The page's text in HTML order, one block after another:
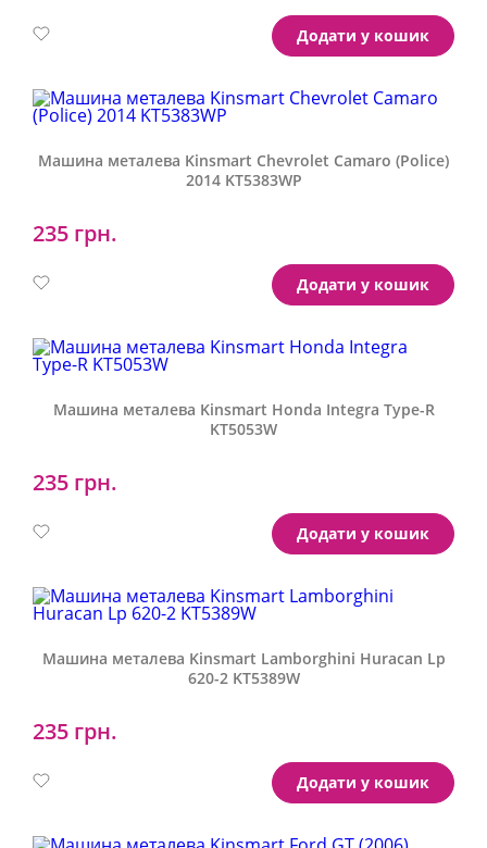
Артикул: Додати у кошик
Машина металева Kinsmart Chevrolet Camaro (Police)
2014 KT5383WP
235 грн.
Артикул: Додати у кошик
Машина металева Kinsmart Honda Integra Type-R
KT5053W
235 грн.
Артикул: Додати у кошик
Машина металева Kinsmart Lamborghini Huracan Lp
620-2 KT5389W
235 грн.
Артикул: Додати у кошик